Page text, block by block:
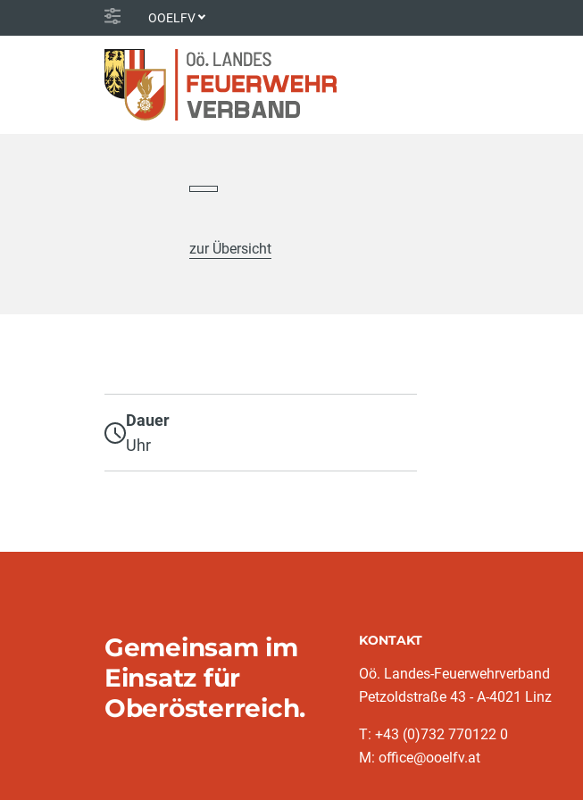
OOELFV
zur Übersicht
Dauer
Uhr
Gemeinsam im
Einsatz für
Oberösterreich.
KONTAKT
Oö. Landes-Feuerwehrverband
Petzoldstraße 43 - A-4021 Linz
T: +43 (0)732 770122 0
M: office@ooelfv.at